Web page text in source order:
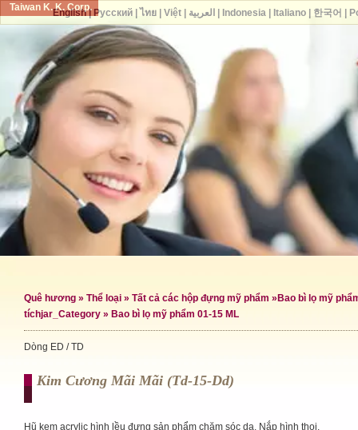
Taiwan K. K. Corp.
Quê hương » Thể loại » Tất cả các hộp đựng mỹ phẩm » Bao bì lọ mỹ
tíchjar_Category » Bao bì lọ mỹ phẩm 01-15 ML
Dòng ED / TD
Kim Cương Mãi Mãi (td-15-Dd)
Hũ kem acrylic hình lều đựng sản phẩm chăm sóc da. Nắp hình thoi.
English| Русский| ไทย| Việt| العربية Indonesia| Italiano| 한국어